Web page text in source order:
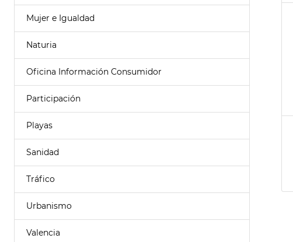
Mujer e Igualdad
Naturia
Oficina Información Consumidor
Participación
Playas
Sanidad
Tráfico
Urbanismo
Valencia